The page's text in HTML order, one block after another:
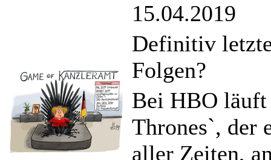
15.04.2019
Definitiv
Folgen?
Bei HBO läuft
Thrones`, der
aller Zeiten,